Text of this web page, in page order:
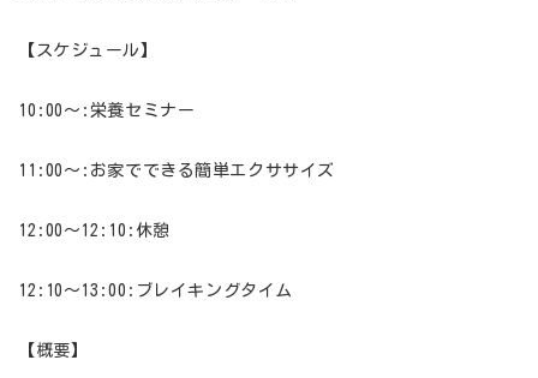
【スケジュール】
10:00〜:栄養セミナー
11:00〜:お家でできる簡単エクササイズ
12:00〜12:10:休憩
12:10〜13:00:ブレイキングタイム
【概要】